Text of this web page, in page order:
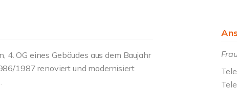
OG eines Gebäudes aus dem Baujahr
1987 renoviert und modernisiert